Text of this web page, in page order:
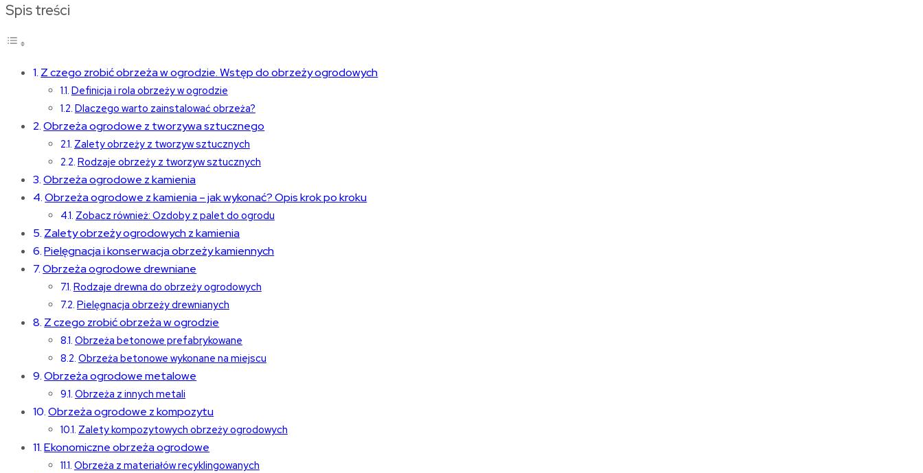
Spis treści
Z czego zrobić obrzeża w ogrodzie. Wstęp do obrzeży ogrodowych
Definicja i rola obrzeży w ogrodzie
Dlaczego warto zainstalować obrzeża?
Obrzeża ogrodowe z tworzywa sztucznego
Zalety obrzeży z tworzyw sztucznych
Rodzaje obrzeży z tworzyw sztucznych
Obrzeża ogrodowe z kamienia
Obrzeża ogrodowe z kamienia – jak wykonać? Opis krok po kroku
Zobacz również: Ozdoby z palet do ogrodu
Zalety obrzeży ogrodowych z kamienia
Pielęgnacja i konserwacja obrzeży kamiennych
Obrzeża ogrodowe drewniane
Rodzaje drewna do obrzeży ogrodowych
Pielęgnacja obrzeży drewnianych
Z czego zrobić obrzeża w ogrodzie
Obrzeża betonowe prefabrykowane
Obrzeża betonowe wykonane na miejscu
Obrzeża ogrodowe metalowe
Obrzeża z innych metali
Obrzeża ogrodowe z kompozytu
Zalety kompozytowych obrzeży ogrodowych
Ekonomiczne obrzeża ogrodowe
Obrzeża z materiałów recyklingowanych